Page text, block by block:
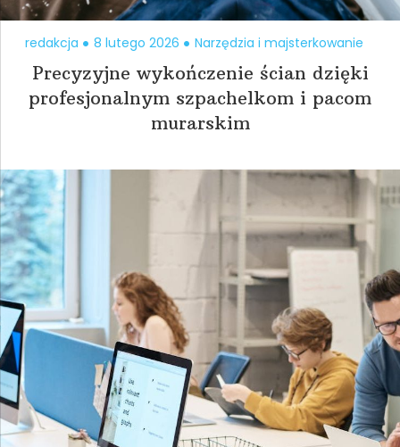
redakcja 8 lutego 2026 Narzędzia i majsterkowanie
Precyzyjne wykończenie ścian dzięki
profesjonalnym szpachelkom i pacom
murarskim